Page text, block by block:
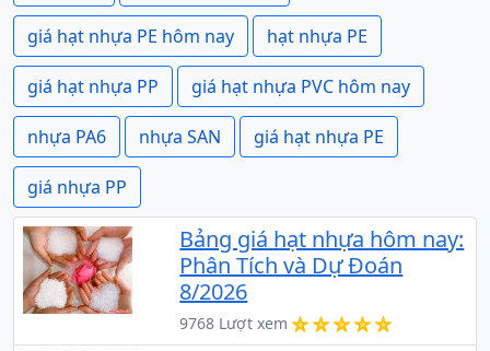
giá hạt nhựa PE hôm nay hạt nhựa PE
giá hạt nhựa PP giá hạt nhựa PVC hôm nay
nhựa PA6 nhựa SAN giá hạt nhựa PE
giá nhựa PP
Bảng giá hạt nhựa hôm nay:
Phân Tích và Dự Đoán
8/2026
9768 Lượt xem